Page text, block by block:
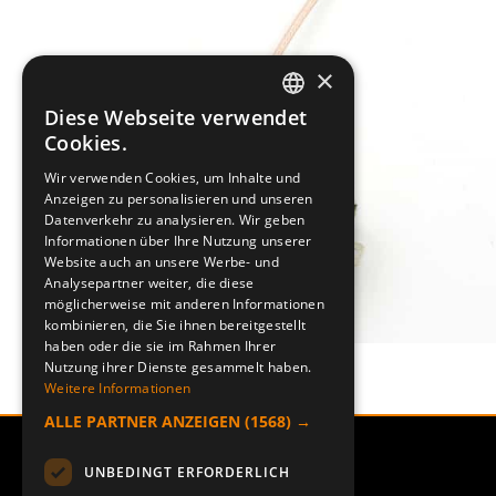
SWEDISH
DEUTSCH
×
Diese Webseite verwendet
Cookies.
Wir verwenden Cookies, um Inhalte und
Anzeigen zu personalisieren und unseren
Datenverkehr zu analysieren. Wir geben
Informationen über Ihre Nutzung unserer
Website auch an unsere Werbe- und
Analysepartner weiter, die diese
möglicherweise mit anderen Informationen
kombinieren, die Sie ihnen bereitgestellt
haben oder die sie im Rahmen Ihrer
Nutzung ihrer Dienste gesammelt haben.
Weitere Informationen
ALLE PARTNER ANZEIGEN (1568) →
UNBEDINGT ERFORDERLICH